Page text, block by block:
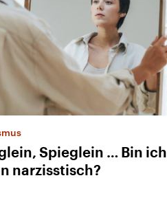
Spieglein … Bin ich
narzisstisch?